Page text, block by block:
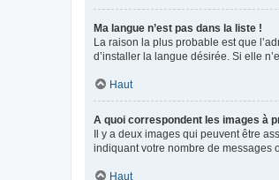
Ma langue n’est pas dans la liste !
La raison la plus probable est que
d’installer la langue désirée. Si elle
Haut
A quoi correspondent les images à
Il y a deux images qui peuvent être
indiquant votre nombre de messages
Haut